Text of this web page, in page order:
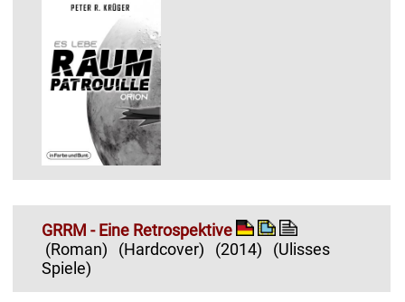
GRRM - Eine Retrospektive
(Roman)
(Hardcover) (2014)
(Ulisses
Spiele)